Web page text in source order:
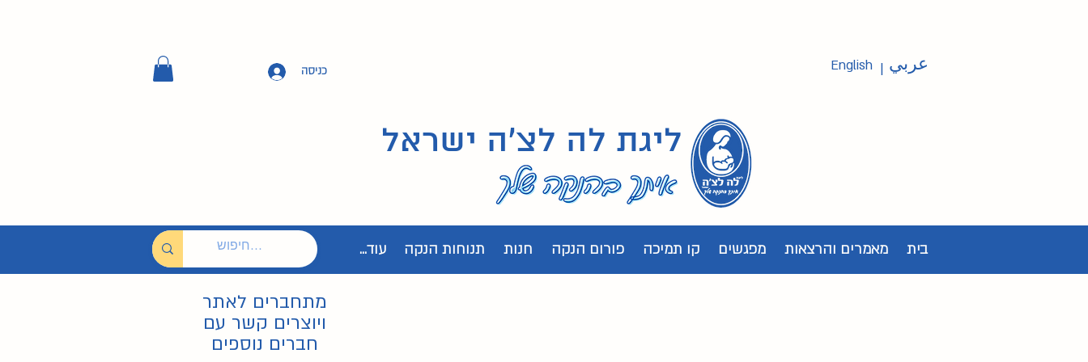
כניסה English عربي |
ליגת לה לצ'ה ישראל
בית מאמרים והרצאות מפגשים קו תמיכה פורום הנקה חנות תנוחות הנקה עוד...
מתחברים לאתר
ויוצרים קשר עם
חברים נוספים